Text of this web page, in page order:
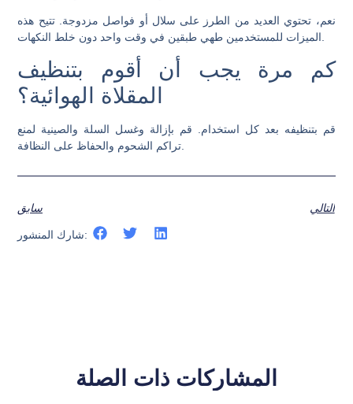
نعم، تحتوي العديد من الطرز على سلال أو فواصل مزدوجة. تتيح هذه
كم مرة يجب أن أقوم بتنظيف
المقلاة الهوائية؟
قم بتنظيفه بعد كل استخدام. قم بإزالة وغسل السلة والصينية لمنع
تراكم الشحوم والحفاظ على النظافة.
سابق التالي
شارك المنشور:
المشاركات ذات الصلة